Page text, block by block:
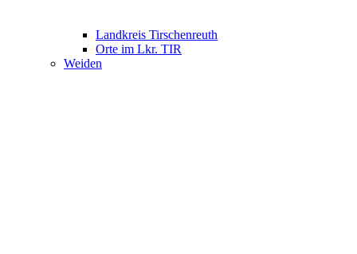
Landkreis Tirschenreuth
Orte im Lkr. TIR
Weiden